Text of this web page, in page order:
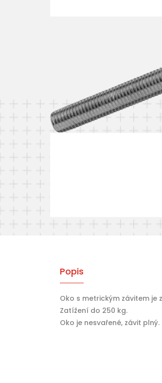
Popis
Oko s metrickým závitem
Zatížení do 250 kg.
Oko je nesvařené, závit plný.